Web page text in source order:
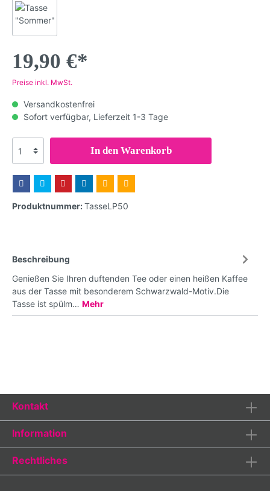
19,90 €*
Preise inkl. MwSt.
Versandkostenfrei
Sofort verfügbar, Lieferzeit 1-3 Tage
In den Warenkorb
Produktnummer:TasseLP50
Beschreibung
Genießen Sie Ihren duftenden Tee oder einen heißen Kaffee
aus der Tasse mit besonderem Schwarzwald-Motiv.Die
Tasse ist spülm… Mehr
Kontakt
Information
Rechtliches